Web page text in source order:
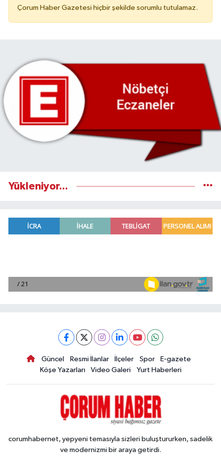
Çorum Haber Gazetesi hiçbir şekilde sorumlu tutulamaz.
Yükleniyor...
Güncel Resmi İlanlar İlçeler Spor
E-gazete
Köşe Yazarları
Video Galeri Yurt Haberleri
corumhabernet, yepyeni temasıyla sizleri buluştururken, sadelik
ve modernizmi bir araya getirdi.